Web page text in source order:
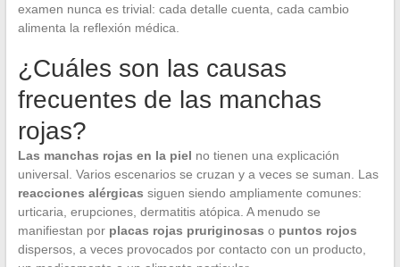
examen nunca es trivial: cada detalle cuenta, cada cambio
alimenta la reflexión médica.
¿Cuáles son las causas
frecuentes de las manchas
rojas?
Las manchas rojas en la piel no tienen una explicación
universal. Varios escenarios se cruzan y a veces se suman. Las
reacciones alérgicas siguen siendo ampliamente comunes:
urticaria, erupciones, dermatitis atópica. A menudo se
manifiestan por placas rojas pruriginosas o puntos rojos
dispersos, a veces provocados por contacto con un producto,